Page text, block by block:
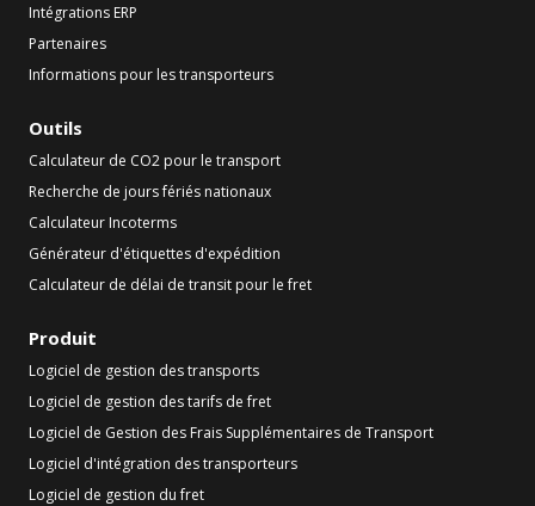
Intégrations ERP
Partenaires
Informations pour les transporteurs
Outils
Calculateur de CO2 pour le transport
Recherche de jours fériés nationaux
Calculateur Incoterms
Générateur d'étiquettes d'expédition
Calculateur de délai de transit pour le fret
Produit
Logiciel de gestion des transports
Logiciel de gestion des tarifs de fret
Logiciel de Gestion des Frais Supplémentaires de Transport
Logiciel d'intégration des transporteurs
Logiciel de gestion du fret